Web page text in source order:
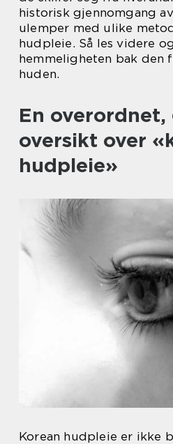
historisk gjennomgang
ulemper med ulike
hudpleie. Så les videre
hemmeligheten bak den
huden.
En
oversikt over
hudpleie»
Korean hudpleie er ikke